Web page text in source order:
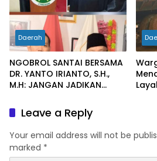
Daerah
NGOBROL SANTAI BERSAMA
DR. YANTO IRIANTO, S.H.,
M.H: JANGAN JADIKAN
SEBAGAI KUNCI PINTU
KELUAR DARI JERATAN
HUKUM PIDANA KORUPSI
Leave a Reply
Your email address will not be
marked *